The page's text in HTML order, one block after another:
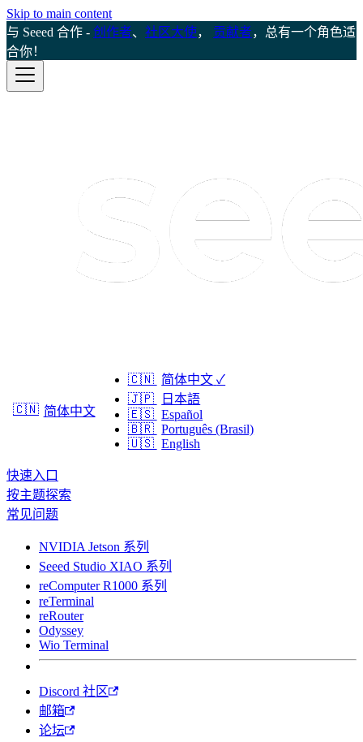
Skip to main content
与 Seeed 合作 - 创作者、 社区大使， 贡献者，总有一个角色适
合你！
🇨🇳 简体中文
🇨🇳 简体中文 ✓
🇯🇵
日本語
🇪🇸 Español
🇧🇷 Português (Brasil)
🇺🇸 English
快速入口
按主题探索
常见问题
NVIDIA Jetson 系列
Seeed Studio XIAO 系列
reComputer R1000 系列
reTerminal
reRouter
Odyssey
Wio Terminal
Discord 社区
邮箱
论坛